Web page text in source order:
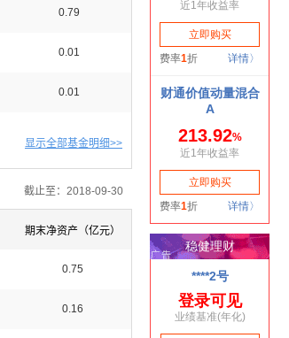
0.79
0.01
0.01
显示全部基金明细>>
截止至：2018-09-30
期末净资产（亿元）
0.75
0.16